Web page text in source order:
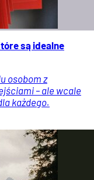
są idealne
osobom z
– ale wcale
każdego.